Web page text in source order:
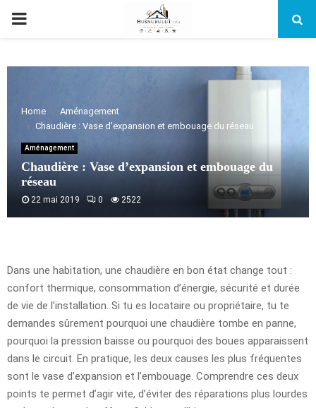
PRIMARY
Home
Aménagement
Chaudière : Vase d’expansion et embouage du réseau
Aménagement
Chaudière : Vase d’expansion et embouage du
réseau
22 mai 2019 0 2522
Dans une habitation, une chaudière en bon état change tout :
confort thermique, consommation d’énergie, sécurité et durée
de vie de l’installation. Si tu es locataire ou propriétaire, tu te
demandes sûrement pourquoi une chaudière tombe en panne,
pourquoi la pression baisse ou pourquoi des boues apparaissent
dans le circuit. En pratique, les deux causes les plus fréquentes
sont le vase d’expansion et l’embouage. Comprendre ces deux
points te permet d’agir vite, d’éviter des réparations plus lourdes